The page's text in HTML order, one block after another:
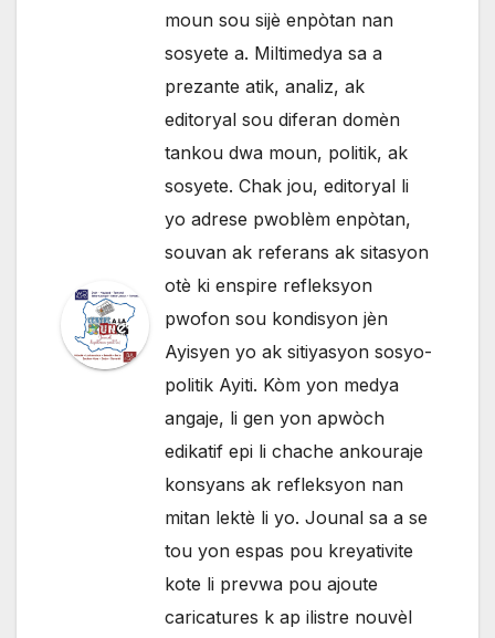
moun sou sijè enpòtan nan
sosyete a. Miltimedya sa a
prezante atik, analiz, ak
editoryal sou diferan domèn
tankou dwa moun, politik, ak
sosyete. Chak jou, editoryal li
yo adrese pwoblèm enpòtan,
souvan ak referans ak sitasyon
otè ki enspire refleksyon
pwofon sou kondisyon jèn
Ayisyen yo ak sitiyasyon sosyo-
politik Ayiti. Kòm yon medya
angaje, li gen yon apwòch
edikatif epi li chache ankouraje
konsyans ak refleksyon nan
mitan lektè li yo. Jounal sa a se
tou yon espas pou kreyativite
kote li prevwa pou ajoute
caricatures k ap ilistre nouvèl